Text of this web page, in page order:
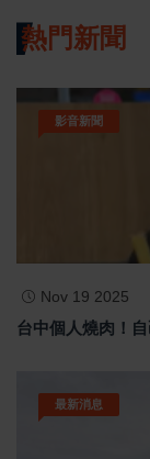
熱門新聞
影音新聞
Nov 19 2025
台中個人燒肉！
最新消息